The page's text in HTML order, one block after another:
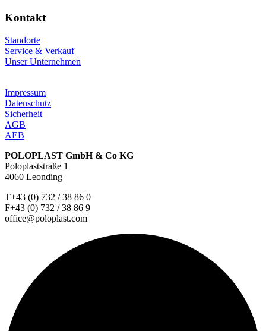
Kontakt
Standorte
Service & Verkauf
Unser Unternehmen
Impressum
Datenschutz
Sicherheit
AGB
AEB
POLOPLAST GmbH & Co KG
Poloplaststraße 1
4060 Leonding
T+43 (0) 732 / 38 86 0
F+43 (0) 732 / 38 86 9
office@poloplast.com